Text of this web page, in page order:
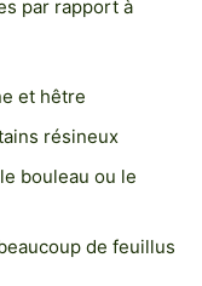
par rapport à
et hêtre
résineux
bouleau ou le
de feuillus